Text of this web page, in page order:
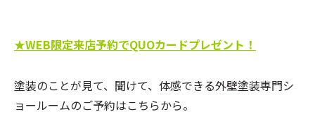
★WEB限定来店予約でQUOカードプレゼント！
塗装のことが見て、聞けて、体感できる外壁塗装専門シ
ョールームのご予約はこちらから。